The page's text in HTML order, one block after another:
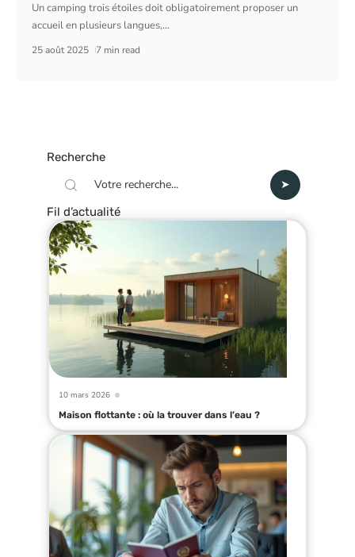
Un camping trois étoiles doit obligatoirement proposer un
accueil en plusieurs langues,…
25 août 2025 7 min read
Recherche
Fil d’actualité
10 mars 2026
Maison flottante : où la trouver dans l’eau ?